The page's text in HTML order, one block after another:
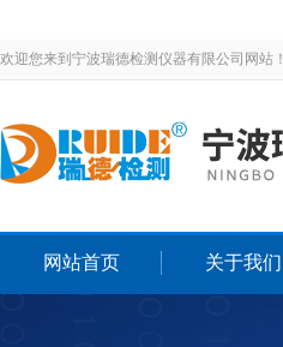
欢迎您来到宁波瑞德检测仪器有限公司网站！
网站首页 关于我们